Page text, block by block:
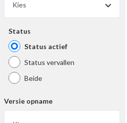
Kies
Status
Status actief
Status vervallen
Beide
Versie opname